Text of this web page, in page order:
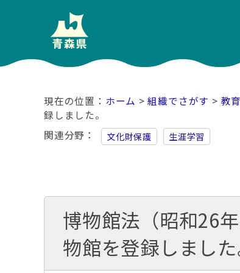
ホーム >組織でさがす > 教
録しました。
関連分野
文化財保護 生涯学習
博物館法（昭和26
物館を登録しました